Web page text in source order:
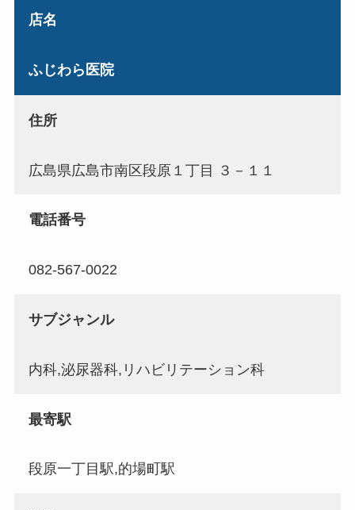
店名
ふじわら医院
住所
広島県広島市南区段原１丁目 ３－１１
電話番号
082-567-0022
サブジャンル
内科,泌尿器科,リハビリテーション科
最寄駅
段原一丁目駅,的場町駅